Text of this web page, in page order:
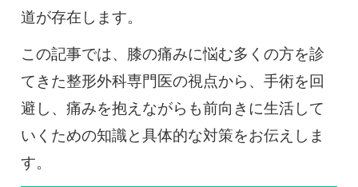
道が存在します。
この記事では、膝の痛みに悩む多くの方を診
てきた整形外科専門医の視点から、手術を回
避し、痛みを抱えながらも前向きに生活して
いくための知識と具体的な対策をお伝えしま
す。